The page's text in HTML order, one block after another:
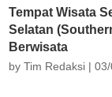
Tempat Wisata
Selatan
Berwisata
byTim Redaksi |